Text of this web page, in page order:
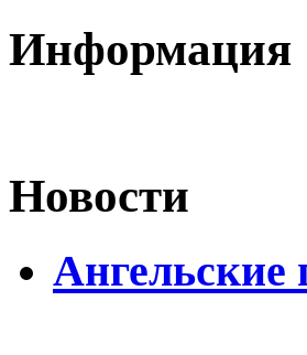
Информация
Новости
Ангельские